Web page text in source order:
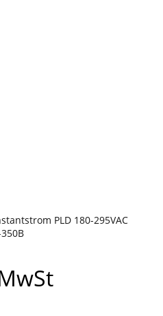
PLD 180-295VAC